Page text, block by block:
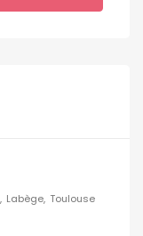
Labège Toulouse